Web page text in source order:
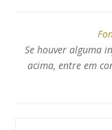
Se houver alguma
acima, entre em